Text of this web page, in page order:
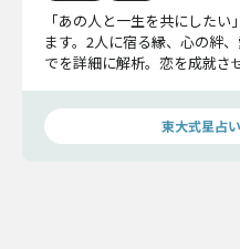
「あの人と一生を共にした
ます。2人に宿る縁、心の絆
でを詳細に解析。恋を成就さ
東大式星占